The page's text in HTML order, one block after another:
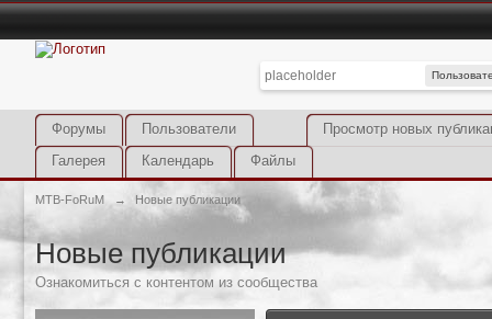
Просмотр новых
Форумы
Пользователи
Галерея
Календарь Файлы
MTB-FoRuM → Новые публикации
Новые публикации
Ознакомиться с контентом из сообщества